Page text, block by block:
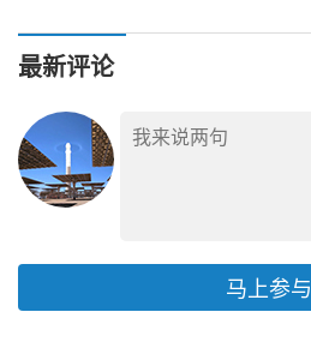
服务
最新评论
马上参与